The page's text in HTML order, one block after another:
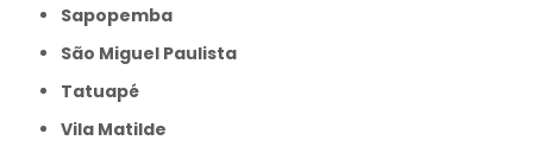
Sapopemba
São Miguel Paulista
Tatuapé
Vila Matilde